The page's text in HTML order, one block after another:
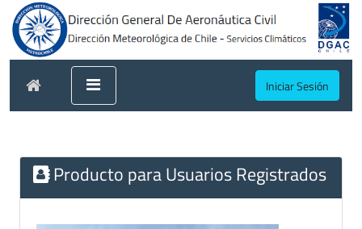
Iniciar Sesión
Producto para Usuarios Registrados